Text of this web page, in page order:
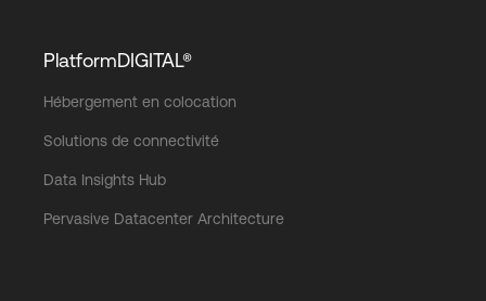
PlatformDIGITAL®
Hébergement en colocation
Solutions de connectivité
Data Insights Hub
Pervasive Datacenter Architecture